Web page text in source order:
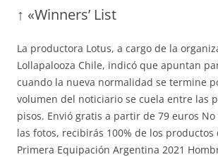
↑ «Winners’ List
La productora Lotus, a cargo de la
Lollapalooza Chile, indicó que apuntan
cuando la nueva normalidad se termine
volumen del noticiario se cuela entre las
pisos. Envió gratis a partir de 79 euros
las fotos, recibirás 100% de los productos
Primera Equipación Argentina 2021